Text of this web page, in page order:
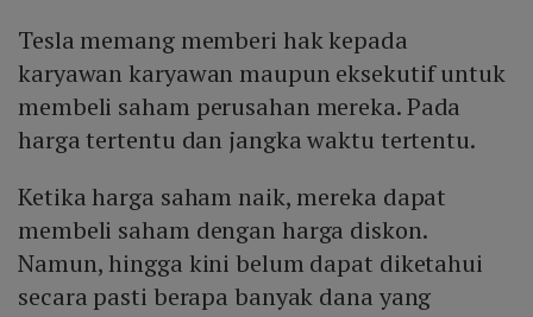
Tesla memang memberi hak kepada
karyawan karyawan maupun eksekutif untuk
membeli saham perusahan mereka. Pada
harga tertentu dan jangka waktu tertentu.
Ketika harga saham naik, mereka dapat
membeli saham dengan harga diskon.
Namun, hingga kini belum dapat diketahui
secara pasti berapa banyak dana yang